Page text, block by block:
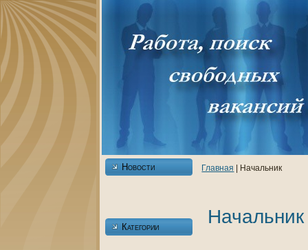
Новости
Категории
Главнaя | Начальник
Начальник